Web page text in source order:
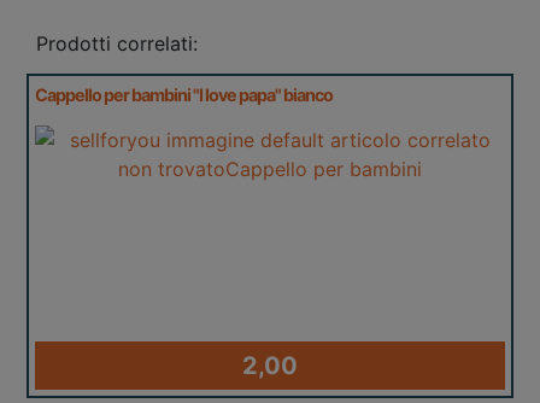
Prodotti correlati:
Cappello per bambini "I love papa" bianco
2,00